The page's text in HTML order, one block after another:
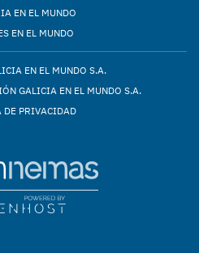
EN EL MUNDO
EN EL MUNDO
EN EL MUNDO S.A.
GALICIA EN EL MUNDO S.A.
DE PRIVACIDAD